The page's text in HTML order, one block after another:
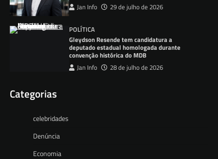
Jan Info 29 de julho de 2026
POLÍTICA
Gleydson Resende tem candidatura a
deputado estadual homologada durante
convenção histórica do MDB
Jan Info 28 de julho de 2026
Categorias
celebridades
Denúncia
Economia